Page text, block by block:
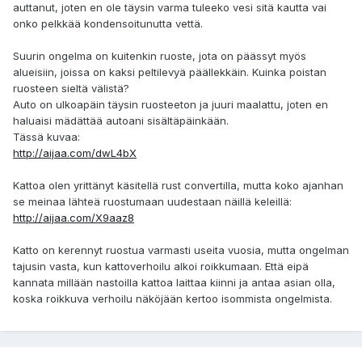
auttanut, joten en ole täysin varma tuleeko vesi sitä kautta vai
onko pelkkää kondensoitunutta vettä.
Suurin ongelma on kuitenkin ruoste, jota on päässyt myös
alueisiin, joissa on kaksi peltilevyä päällekkäin. Kuinka poistan
ruosteen sieltä välistä?
Auto on ulkoapäin täysin ruosteeton ja juuri maalattu, joten en
haluaisi mädättää autoani sisältäpäinkään.
Tässä kuvaa:
http://aijaa.com/dwL4bX
Kattoa olen yrittänyt käsitellä rust convertilla, mutta koko ajanhan
se meinaa lähteä ruostumaan uudestaan näillä keleillä:
http://aijaa.com/X9aaz8
Katto on kerennyt ruostua varmasti useita vuosia, mutta ongelman
tajusin vasta, kun kattoverhoilu alkoi roikkumaan. Että eipä
kannata millään nastoilla kattoa laittaa kiinni ja antaa asian olla,
koska roikkuva verhoilu näköjään kertoo isommista ongelmista.